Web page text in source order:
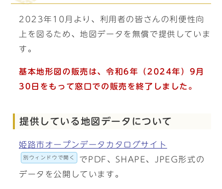
2023年10月より、利用者の皆さんの利便性向
上を図るため、地図データを無償で提供していま
す。
基本地形図の販売は、令和6年（2024年）9月
30日をもって窓口での販売を終了しました。
提供している地図データについて
姫路市オープンデータカタログサイト
別ウィンドウで開く
でPDF、SHAPE、JPEG形式の
データを公開しています。